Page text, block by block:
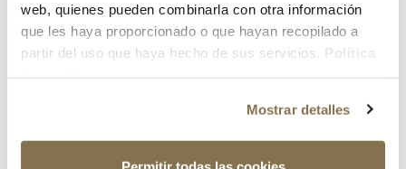
web, quienes pueden combinarla con otra información
que les haya proporcionado o que hayan recopilado a
partir del uso que haya hecho de sus servicios. Política
Mostrar detalles